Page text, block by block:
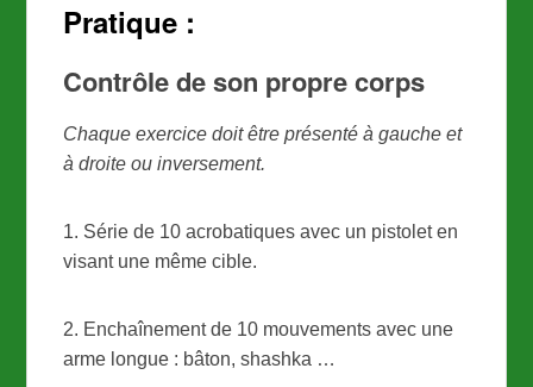
Pratique :
Contrôle de son propre corps
Chaque exercice doit être présenté à gauche et
à droite ou inversement.
1. Série de 10 acrobatiques avec un pistolet en
visant une même cible.
2. Enchaînement de 10 mouvements avec une
arme longue : bâton, shashka …